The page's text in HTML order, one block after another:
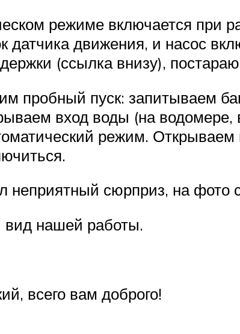
режиме включается при
датчика движения, и насос
(ссылка внизу),
пробный пуск: запитываем
вход воды (на водомере,
режим. Открываем
неприятный сюрприз, на фото
вид нашей работы.
всего вам доброго!